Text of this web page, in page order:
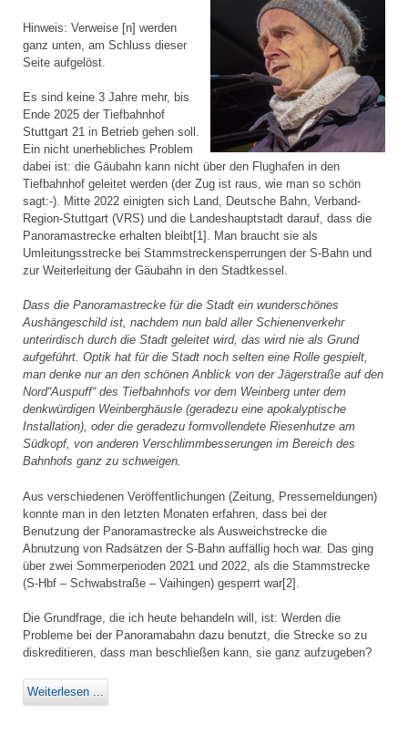
Hinweis: Verweise [n] werden
ganz unten, am Schluss dieser
Seite aufgelöst.
Es sind keine 3 Jahre mehr, bis
Ende 2025 der Tiefbahnhof
Stuttgart 21 in Betrieb gehen soll.
Ein nicht unerhebliches Problem
dabei ist: die Gäubahn kann nicht über den Flughafen in den
Tiefbahnhof geleitet werden (der Zug ist raus, wie man so schön
sagt:-). Mitte 2022 einigten sich Land, Deutsche Bahn, Verband-
Region-Stuttgart (VRS) und die Landeshauptstadt darauf, dass die
Panoramastrecke erhalten bleibt[1]. Man braucht sie als
Umleitungsstrecke bei Stammstreckensperrungen der S-Bahn und
zur Weiterleitung der Gäubahn in den Stadtkessel.
Dass die Panoramastrecke für die Stadt ein wunderschönes
Aushängeschild ist, nachdem nun bald aller Schienenverkehr
unterirdisch durch die Stadt geleitet wird, das wird nie als Grund
aufgeführt. Optik hat für die Stadt noch selten eine Rolle gespielt,
man denke nur an den schönen Anblick von der Jägerstraße auf den
Nord“Auspuff“ des Tiefbahnhofs vor dem Weinberg unter dem
denkwürdigen Weinberghäusle (geradezu eine apokalyptische
Installation), oder die geradezu formvollendete Riesenhutze am
Südkopf, von anderen Verschlimmbesserungen im Bereich des
Bahnhofs ganz zu schweigen.
Aus verschiedenen Veröffentlichungen (Zeitung, Pressemeldungen)
konnte man in den letzten Monaten erfahren, dass bei der
Benutzung der Panoramastrecke als Ausweichstrecke die
Abnutzung von Radsätzen der S-Bahn auffällig hoch war. Das ging
über zwei Sommerperioden 2021 und 2022, als die Stammstrecke
(S-Hbf – Schwabstraße – Vaihingen) gesperrt war[2].
Die Grundfrage, die ich heute behandeln will, ist: Werden die
Probleme bei der Panoramabahn dazu benutzt, die Strecke so zu
diskreditieren, dass man beschließen kann, sie ganz aufzugeben?
Weiterlesen ...